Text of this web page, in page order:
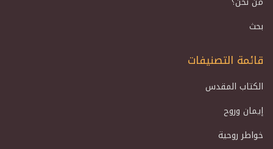
بحث
قائمة التصنيفات
الكتاب المقدس
إيمان وروح
خواطر روحية